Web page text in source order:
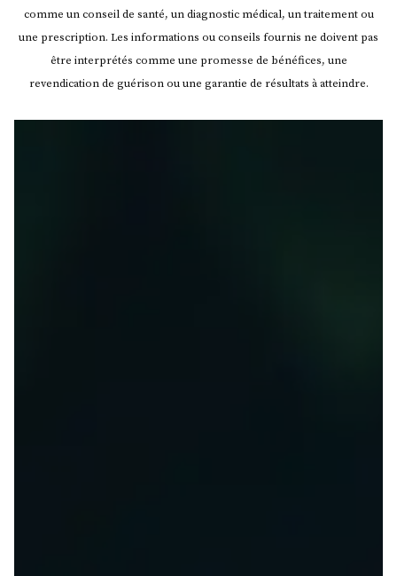
comme un conseil de santé, un diagnostic médical, un traitement ou
une prescription. Les informations ou conseils fournis ne doivent pas
être interprétés comme une promesse de bénéfices, une
revendication de guérison ou une garantie de résultats à atteindre.